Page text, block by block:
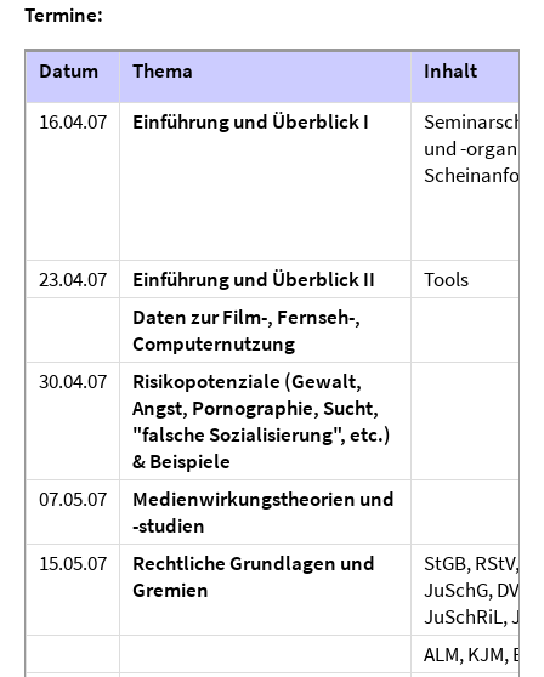
Termine:
Datum Thema
Inhalt
16.04.07
Einführung und Überblick I
und -
23.04.07 Einführung und Überblick II
Tools
Daten zur Film-, Fernseh-,
Computernutzung
30.04.07
Risikopotenziale (Gewalt,
Angst, Pornographie, Sucht,
"falsche Sozialisierung", etc.)
& Beispiele
07.05.07
Medienwirkungstheorien und
-studien
15.05.07
Rechtliche Grundlagen und
Gremien
StGB, RStV,
JuSchG,
JuSchRiL, JSS
ALM, KJM,